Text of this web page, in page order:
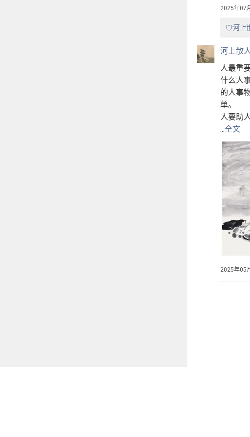
2025年07
河上
河上散
人最重
什么人
的人事
单。
人要助
...全文
2025年05